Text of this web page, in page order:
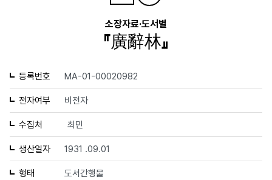
소장자료·도서별
『廣辭林』
등록번호 MA-01-00020982
전자여부 비전자
수집처 최민
생산일자 1931 .09.01
형태 도서간행물